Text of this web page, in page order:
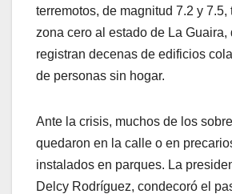
terremotos, de magnitud 7.2 y 7.5,
zona cero al estado de La Guaira,
registran decenas de edificios
de personas sin hogar.
Ante la crisis, muchos de los
quedaron en la calle o en
instalados en parques. La
Delcy Rodríguez, condecoró el